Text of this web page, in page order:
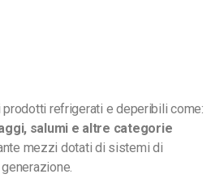
refrigerati e deperibili come:
salumi e altre categorie
mezzi dotati di sistemi di